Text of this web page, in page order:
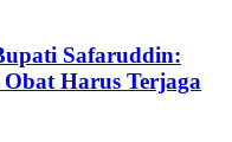
Safaruddin:
Harus Terjaga